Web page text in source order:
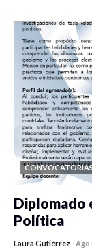
CONVOCATORIAS
Diplomado
Política
Laura Gutiérrez -Ago